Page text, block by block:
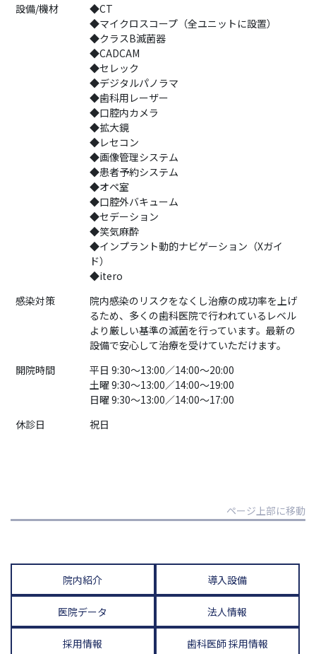
設備/機材
◆CT
◆マイクロスコープ（全ユニットに設置）
◆クラスB滅菌器
◆CADCAM
◆セレック
◆デジタルパノラマ
◆歯科用レーザー
◆口腔内カメラ
◆拡大鏡
◆レセコン
◆画像管理システム
◆患者予約システム
◆オペ室
◆口腔外バキューム
◆セデーション
◆笑気麻酔
◆インプラント動的ナビゲーション（Xガイ
ド）
◆itero
感染対策
院内感染のリスクをなくし治療の成功率を上げ
るため、多くの歯科医院で行われているレベル
より厳しい基準の滅菌を行っています。最新の
設備で安心して治療を受けていただけます。
開院時間
平日 9:30～13:00／14:00～20:00
土曜 9:30～13:00／14:00～19:00
日曜 9:30～13:00／14:00～17:00
休診日
祝日
ページ上部に移動
院内紹介 導入設備
医院データ 法人情報
採用情報 歯科医師 採用情報